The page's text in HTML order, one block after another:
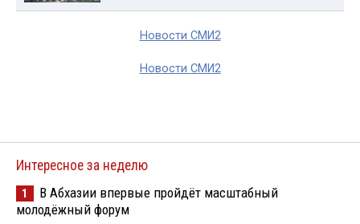
Новости СМИ2
Новости СМИ2
Интересное за неделю
1
В Абхазии впервые пройдёт масштабный
молодёжный форум